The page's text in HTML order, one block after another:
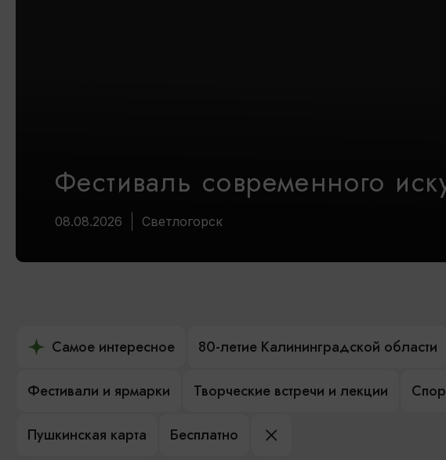
Фестиваль современного
08.08.2026 Светлогорск
Самое интересное 80-летие Калининградской области
Фестивали и ярмарки Творческие встречи и лекции
Пушкинская карта Бесплатно